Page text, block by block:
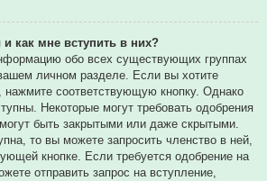
и как мне вступить в них?
обо всех существующих группах
личном разделе. Если вы хотите
нажмите соответствующую кнопку. Однако
Некоторые могут требовать одобрения
быть закрытыми или даже скрытыми.
то вы можете запросить членство в ней,
кнопке. Если требуется одобрение на
отправить запрос на вступление,